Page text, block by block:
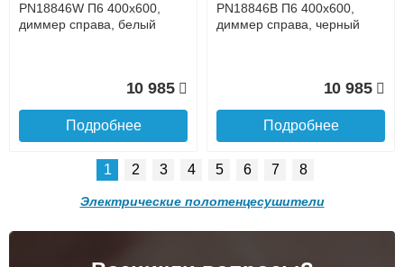
Подъем на этаж.
Подробнее об оплате
PN18846W П6 400x600,
диммер справа, белый
10 985
Подробнее
PN18846B П6 400x600,
диммер справа, черный
10 985
Подробнее
1 2 3 4 5 6 7 8
Электрические полотенцесушители